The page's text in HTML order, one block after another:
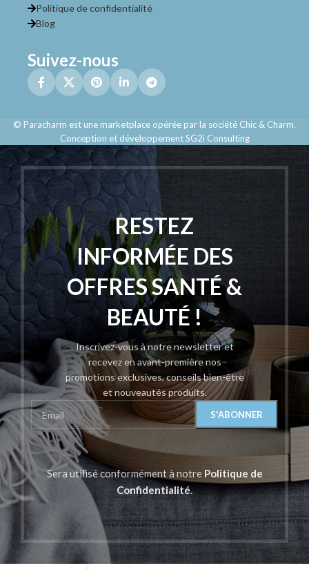
Politique de confidentialité
Blog
Suivez-nous
© Paracharm est une marketplace opérée par la société Chic & Charm.
Conception et développement SG2i Consulting
RESTEZ
INFORMÉE DES
OFFRES SANTÉ &
BEAUTÉ !
Inscrivez-vous à notre newsletter et
recevez en avant-première nos
promotions exclusives, conseils bien-être
et nouveautés produits.
Sera utilisé conformément à notre Politique de
Confidentialité.